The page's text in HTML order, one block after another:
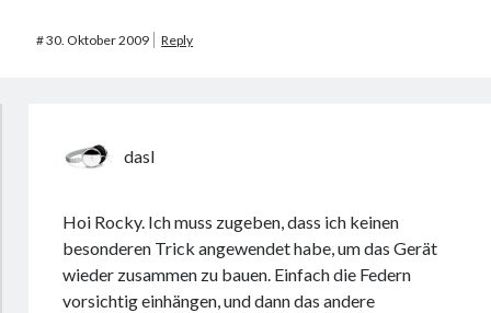
#30. Oktober 2009 Reply
dasI
Hoi Rocky. Ich muss zugeben, dass ich keinen
besonderen Trick angewendet habe, um das Gerät
wieder zusammen zu bauen. Einfach die Federn
vorsichtig einhängen, und dann das andere